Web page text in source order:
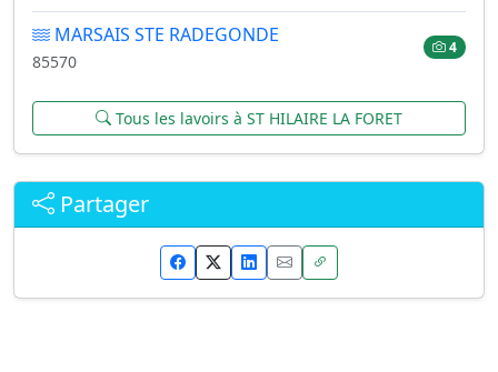
MARSAIS STE RADEGONDE
85570
4
Tous les lavoirs à ST HILAIRE LA FORET
Partager